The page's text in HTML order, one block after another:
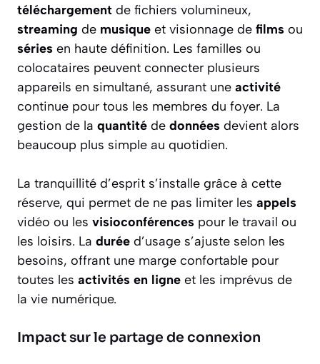
téléchargement de fichiers volumineux,
streaming de musique et visionnage de films ou
séries en haute définition. Les familles ou
colocataires peuvent connecter plusieurs
appareils en simultané, assurant une activité
continue pour tous les membres du foyer. La
gestion de la quantité de données devient alors
beaucoup plus simple au quotidien.
La tranquillité d’esprit s’installe grâce à cette
réserve, qui permet de ne pas limiter les appels
vidéo ou les visioconférences pour le travail ou
les loisirs. La durée d’usage s’ajuste selon les
besoins, offrant une marge confortable pour
toutes les activités en ligne et les imprévus de
la vie numérique.
Impact sur le partage de connexion